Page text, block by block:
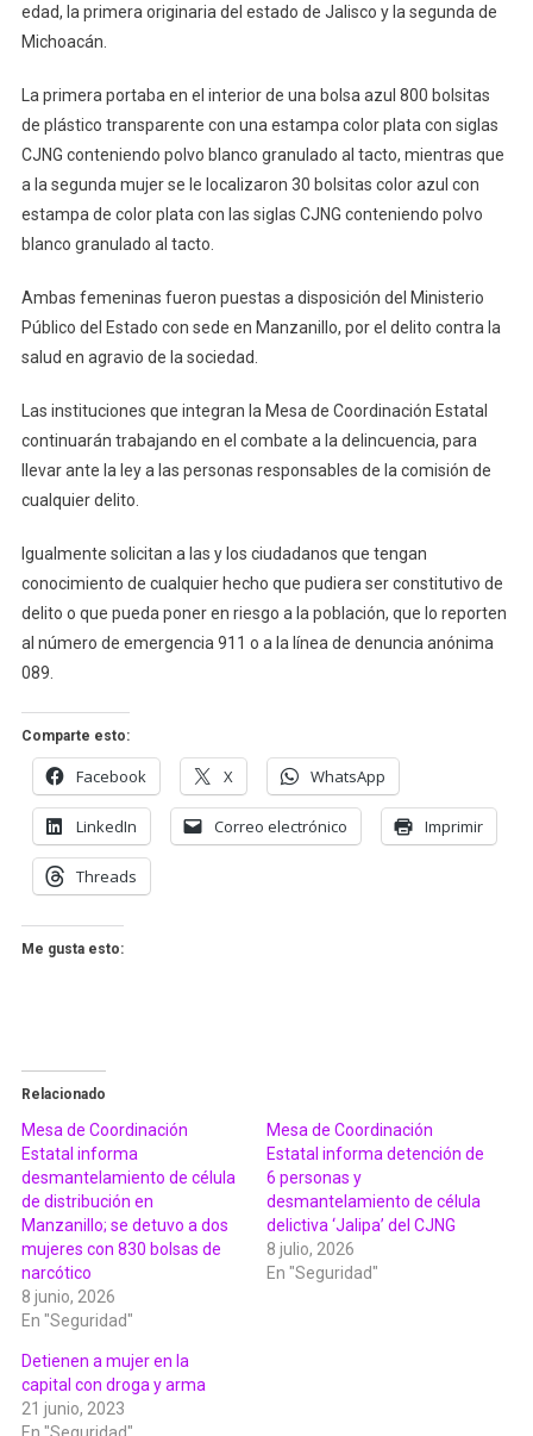
Detuvo
Mujeres
Con
830
Narcótico
edad, la primera originaria del estado de Jalisco y la segunda de
Michoacán.
La primera portaba en el interior de una bolsa azul 800 bolsitas
de plástico transparente con una estampa color plata con siglas
CJNG conteniendo polvo blanco granulado al tacto, mientras que
a la segunda mujer se le localizaron 30 bolsitas color azul con
estampa de color plata con las siglas CJNG conteniendo polvo
blanco granulado al tacto.
Ambas femeninas fueron puestas a disposición del Ministerio
Público del Estado con sede en Manzanillo, por el delito contra la
salud en agravio de la sociedad.
Las instituciones que integran la Mesa de Coordinación Estatal
continuarán trabajando en el combate a la delincuencia, para
llevar ante la ley a las personas responsables de la comisión de
cualquier delito.
Igualmente solicitan a las y los ciudadanos que tengan
conocimiento de cualquier hecho que pudiera ser constitutivo de
delito o que pueda poner en riesgo a la población, que lo reporten
al número de emergencia 911 o a la línea de denuncia anónima
089.
Comparte esto:
Facebook X WhatsApp
LinkedIn Correo electrónico Imprimir
Threads
Me gusta esto:
Relacionado
Mesa de Coordinación
Estatal informa
desmantelamiento de célula
de distribución en
Manzanillo; se detuvo a dos
mujeres con 830 bolsas de
narcótico
8 junio, 2026
En "Seguridad"
Mesa de Coordinación
Estatal informa detención de
6 personas y
desmantelamiento de célula
delictiva ‘Jalipa’ del CJNG
8 julio, 2026
En "Seguridad"
Detienen a mujer en la
capital con droga y arma
21 junio, 2023
En "Seguridad"